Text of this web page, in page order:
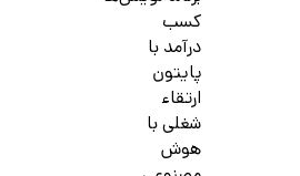
کسب
درآمد با
پایتون
ارتقاء
شغلی با
هوش